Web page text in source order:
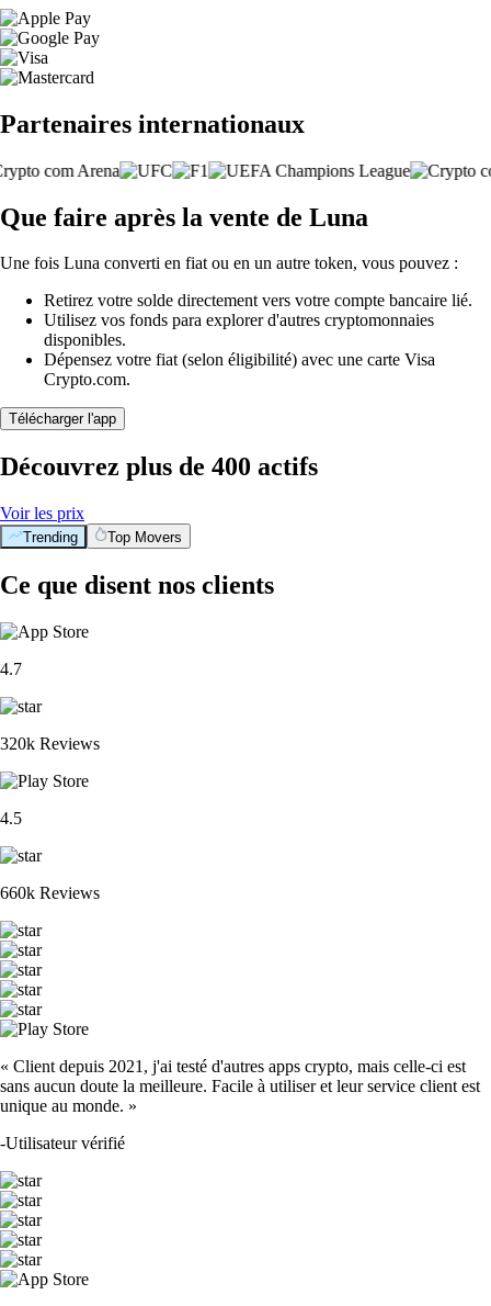
Partenaires internationaux
Que faire après la vente de Luna
Une fois Luna converti en fiat ou en un autre token, vous pouvez :
Retirez votre solde directement vers votre compte bancaire lié.
Utilisez vos fonds para explorer d'autres cryptomonnaies
disponibles.
Dépensez votre fiat (selon éligibilité) avec une carte Visa
Crypto.com.
Télécharger l'app
Découvrez plus de 400 actifs
Voir les prix
Trending Top Movers
Ce que disent nos clients
4.7
320k Reviews
4.5
660k Reviews
« Client depuis 2021, j'ai testé d'autres apps crypto, mais celle-ci est
sans aucun doute la meilleure. Facile à utiliser et leur service client est
unique au monde. »
-Utilisateur vérifié